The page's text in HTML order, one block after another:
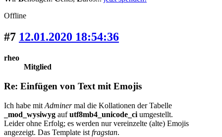
Offline
#7 12.01.2020 18:54:36
rheo
Mitglied
Re: Einfügen von Text mit Emojis
Ich habe mit Adminermal die Kollationen der Tabelle
_mod_wysiwyg aufutf8mb4_unicode_ci umgestellt.
Leider ohne Erfolg; es werden nur vereinzelte (alte) Emojis
angezeigt. Das Template ist fragstan.